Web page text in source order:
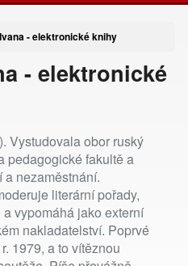
- elektronické knihy
- elektronické
Vystudovala obor ruský
pedagogické fakultě a
nezaměstnání.
literární pořady,
vypomáhá jako externí
nakladatelství. Poprvé
1979, a to vítěznou